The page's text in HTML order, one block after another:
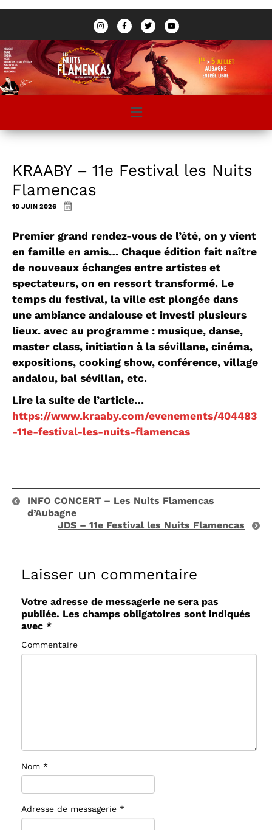
KRAABY – 11e Festival les Nuits
Flamencas
10 JUIN 2026
Premier grand rendez-vous de l’été, on y vient
en famille en amis… Chaque édition fait naître
de nouveaux échanges entre artistes et
spectateurs, on en ressort transformé. Le
temps du festival, la ville est plongée dans
une ambiance andalouse et investi plusieurs
lieux. avec au programme : musique, danse,
master class, initiation à la sévillane, cinéma,
expositions, cooking show, conférence, village
andalou, bal sévillan, etc.
Lire la suite de l’article…
https://www.kraaby.com/evenements/404483
-11e-festival-les-nuits-flamencas
INFO CONCERT – Les Nuits Flamencas
d’Aubagne
JDS – 11e Festival les Nuits Flamencas
Laisser un commentaire
Votre adresse de messagerie ne sera pas
publiée. Les champs obligatoires sont indiqués
avec *
Commentaire
Nom *
Adresse de messagerie *